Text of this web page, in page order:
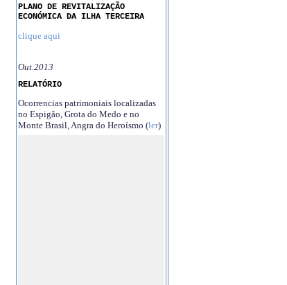
PLANO DE REVITALIZAÇÃO
ECONÓMICA DA ILHA TERCEIRA
clique aqui
Out.2013
RELATÓRIO
Ocorrencias patrimoniais localizadas
no Espigão, Grota do Medo e no
Monte Brasil, Angra do Heroísmo (ler)